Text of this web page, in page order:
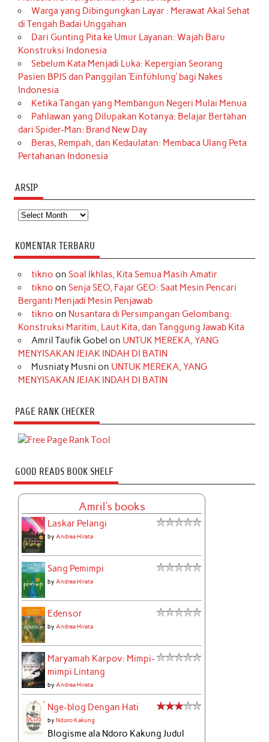
Warga yang Dibingungkan Layar : Merawat Akal Sehat
di Tengah Badai Unggahan
Dari Gunting Pita ke Umur Layanan: Wajah Baru
Konstruksi Indonesia
Sebelum Kata Menjadi Luka: Kepergian Seorang
Pasien BPJS dan Panggilan ‘Einfühlung’ bagi Nakes
Indonesia
Ketika Tangan yang Membangun Negeri Mulai Menua
Pahlawan yang Dilupakan Kotanya: Belajar Bertahan
dari Spider-Man: Brand New Day
Beras, Rempah, dan Kedaulatan: Membaca Ulang Peta
Pertahanan Indonesia
ARSIP
Arsip
KOMENTAR TERBARU
tikno on Soal Ikhlas, Kita Semua Masih Amatir
tikno on Senja SEO, Fajar GEO: Saat Mesin Pencari
Berganti Menjadi Mesin Penjawab
tikno on Nusantara di Persimpangan Gelombang:
Konstruksi Maritim, Laut Kita, dan Tanggung Jawab Kita
Amril Taufik Gobel on UNTUK MEREKA, YANG
MENYISAKAN JEJAK INDAH DI BATIN
Musniaty Musni on UNTUK MEREKA, YANG
MENYISAKAN JEJAK INDAH DI BATIN
PAGE RANK CHECKER
GOOD READS BOOK SHELF
Amril's books
Laskar Pelangi
byAndrea Hirata
Sang Pemimpi
byAndrea Hirata
Edensor
byAndrea Hirata
Maryamah Karpov: Mimpi-
mimpi Lintang
byAndrea Hirata
Nge-blog Dengan Hati
byNdoro Kakung
Blogisme ala Ndoro Kakung Judul